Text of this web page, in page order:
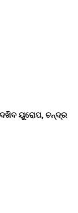
ୟୁରୋପ, ଚନ୍ଦ୍ର